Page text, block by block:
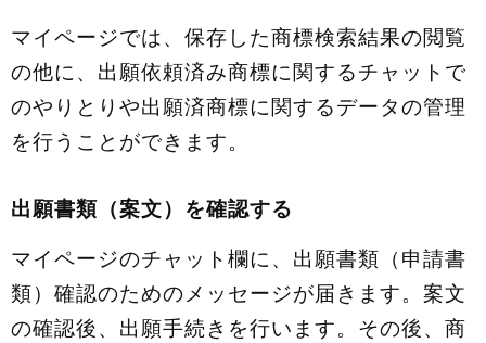
マイページでは、保存した商標検索結果の閲覧
の他に、出願依頼済み商標に関するチャットで
のやりとりや出願済商標に関するデータの管理
を行うことができます。
出願書類（案文）を確認する
マイページのチャット欄に、出願書類（申請書
類）確認のためのメッセージが届きます。案文
の確認後、出願手続きを行います。その後、商